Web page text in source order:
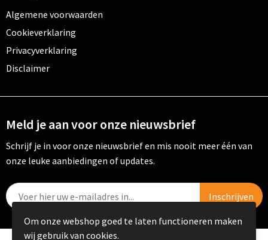
Algemene voorwaarden
Cookieverklaring
Privacyverklaring
Disclaimer
Meld je aan voor onze nieuwsbrief
Schrijf je in voor onze nieuwsbrief en mis nooit meer één van
onze leuke aanbiedingen of updates.
Om onze webshop goed te laten functioneren maken
wij gebruik van cookies.